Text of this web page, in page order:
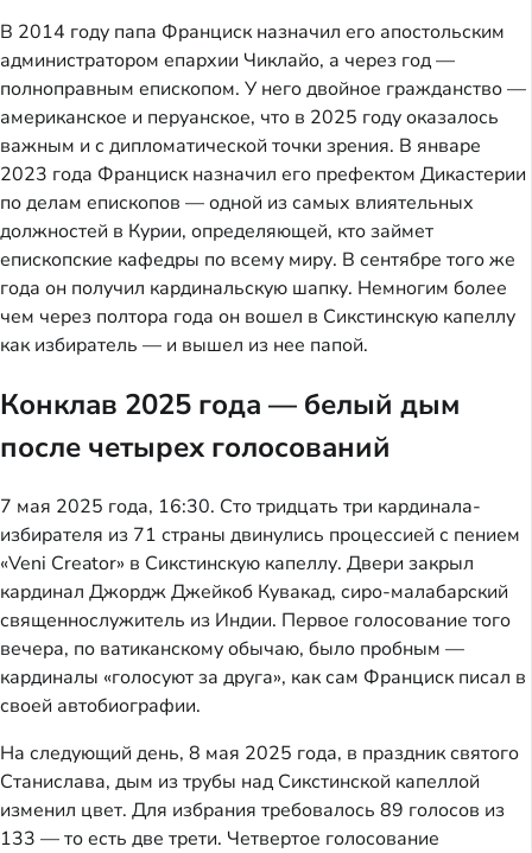
В 2014 году папа Франциск назначил его апостольским
администратором епархии Чиклайо, а через год —
полноправным епископом. У него двойное гражданство —
американское и перуанское, что в 2025 году оказалось
важным и с дипломатической точки зрения. В январе
2023 года Франциск назначил его префектом Дикастерии
по делам епископов — одной из самых влиятельных
должностей в Курии, определяющей, кто займет
епископские кафедры по всему миру. В сентябре того же
года он получил кардинальскую шапку. Немногим более
чем через полтора года он вошел в Сикстинскую капеллу
как избиратель — и вышел из нее папой.
Конклав 2025 года — белый дым
после четырех голосований
7 мая 2025 года, 16:30. Сто тридцать три кардинала-
избирателя из 71 страны двинулись процессией с пением
«Veni Creator» в Сикстинскую капеллу. Двери закрыл
кардинал Джордж Джейкоб Кувакад, сиро-малабарский
священнослужитель из Индии. Первое голосование того
вечера, по ватиканскому обычаю, было пробным —
кардиналы «голосуют за друга», как сам Франциск писал в
своей автобиографии.
На следующий день, 8 мая 2025 года, в праздник святого
Станислава, дым из трубы над Сикстинской капеллой
изменил цвет. Для избрания требовалось 89 голосов из
133 — то есть две трети. Четвертое голосование